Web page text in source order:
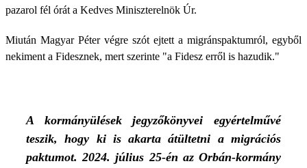
pazarol fél órát a Kedves Miniszterelnök Úr.
Miután Magyar Péter végre szót ejtett a migránspaktumról, egyből
nekiment a Fidesznek, mert szerinte "a Fidesz erről is hazudik."
A kormányülések jegyzőkönyvei egyértelművé
teszik, hogy ki is akarta átültetni a migrációs
paktumot. 2024. július 25-én az Orbán-kormány